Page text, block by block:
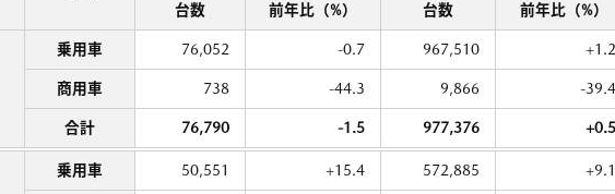
台数 前年比（%） 台数 前年比（%）
乗用車 76,052 -0.7 967,510 +1.2
商用車 738 -44.3 9,866 -39.4
合計 76,790 -1.5 977,376 +0.5
乗用車 50,551 +15.4 572,885 +9.1